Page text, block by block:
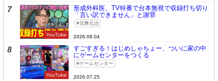
7
YouTube
形成外科医、TV特番で台本無視で収録打ち切り
「言い訳できません」と謝罪
北條元治
2026.08.04
8
YouTube
すごすぎる！はじめしゃちょー、ついに家の中
にゲームセンターをつくる
ゲームセンター
2026.07.25